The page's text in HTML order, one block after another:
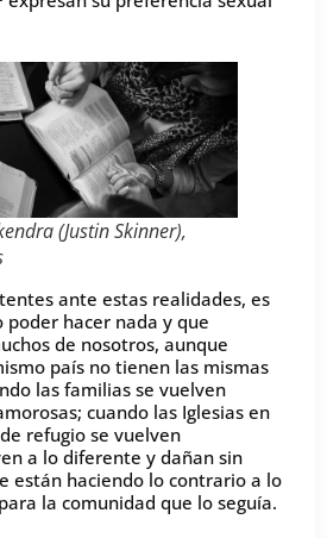
(Justin Skinner),
ante estas realidades, es
hacer nada y que
de nosotros, aunque
país no tienen las mismas
las familias se vuelven
cuando las Iglesias en
refugio se vuelven
a lo diferente y dañan sin
están haciendo lo contrario a lo
la comunidad que lo seguía.